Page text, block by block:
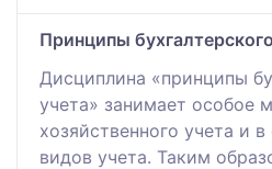
Принципы
Дисциплина «принципы
учета» занимает особое
хозяйственного учета и
видов учета. Таким